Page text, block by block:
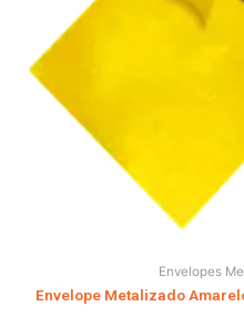
Envelopes
Envelope Metalizado